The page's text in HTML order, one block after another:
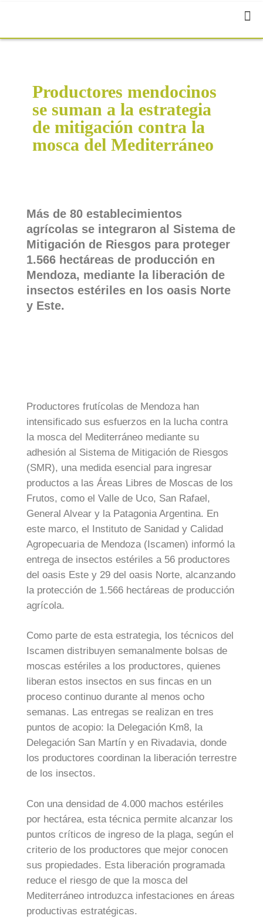
Productores mendocinos
se suman a la estrategia
de mitigación contra la
mosca del Mediterráneo
Más de 80 establecimientos
agrícolas se integraron al Sistema de
Mitigación de Riesgos para proteger
1.566 hectáreas de producción en
Mendoza, mediante la liberación de
insectos estériles en los oasis Norte
y Este.
Productores frutícolas de Mendoza han
intensificado sus esfuerzos en la lucha contra
la mosca del Mediterráneo mediante su
adhesión al Sistema de Mitigación de Riesgos
(SMR), una medida esencial para ingresar
productos a las Áreas Libres de Moscas de los
Frutos, como el Valle de Uco, San Rafael,
General Alvear y la Patagonia Argentina. En
este marco, el Instituto de Sanidad y Calidad
Agropecuaria de Mendoza (Iscamen) informó la
entrega de insectos estériles a 56 productores
del oasis Este y 29 del oasis Norte, alcanzando
la protección de 1.566 hectáreas de producción
agrícola.
Como parte de esta estrategia, los técnicos del
Iscamen distribuyen semanalmente bolsas de
moscas estériles a los productores, quienes
liberan estos insectos en sus fincas en un
proceso continuo durante al menos ocho
semanas. Las entregas se realizan en tres
puntos de acopio: la Delegación Km8, la
Delegación San Martín y en Rivadavia, donde
los productores coordinan la liberación terrestre
de los insectos.
Con una densidad de 4.000 machos estériles
por hectárea, esta técnica permite alcanzar los
puntos críticos de ingreso de la plaga, según el
criterio de los productores que mejor conocen
sus propiedades. Esta liberación programada
reduce el riesgo de que la mosca del
Mediterráneo introduzca infestaciones en áreas
productivas estratégicas.